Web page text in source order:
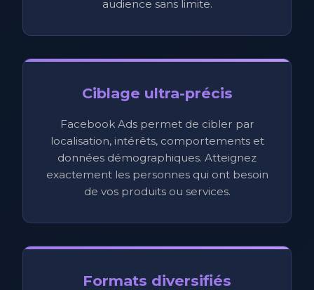
audience sans limite.
Ciblage ultra-précis
Facebook Ads permet de cibler par
localisation, intérêts, comportements et
données démographiques. Atteignez
exactement les personnes qui ont besoin
de vos produits ou services.
Formats diversifiés